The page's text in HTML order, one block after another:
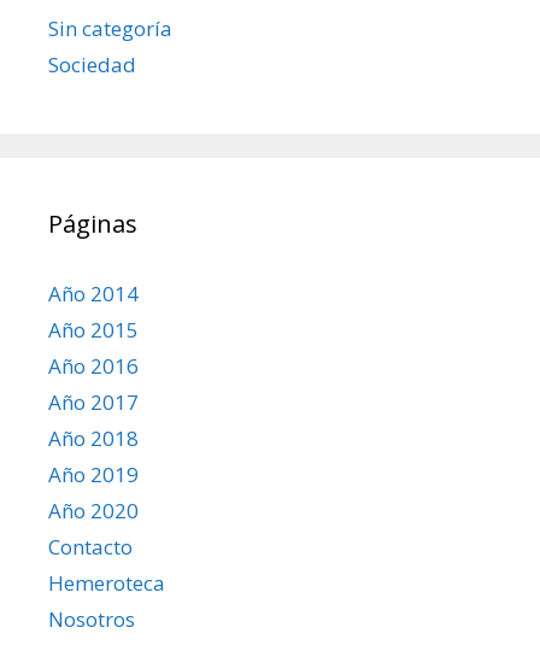
Sin categoría
Sociedad
Páginas
Año 2014
Año 2015
Año 2016
Año 2017
Año 2018
Año 2019
Año 2020
Contacto
Hemeroteca
Nosotros